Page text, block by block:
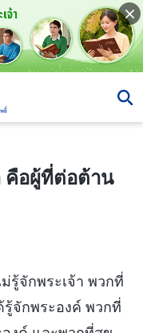
คือผู้ที่ต่อต้าน
รู้จักพระเจ้า พวกที่
จักพระองค์ พวกที่